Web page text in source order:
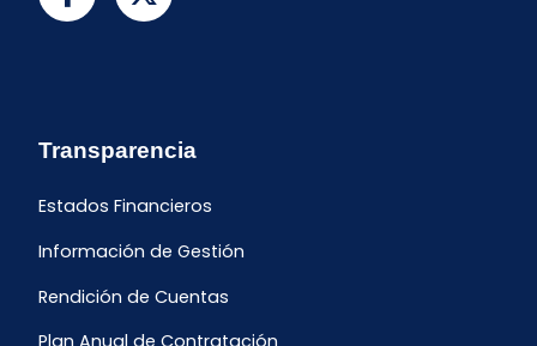
Transparencia
Estados Financieros
Información de Gestión
Rendición de Cuentas